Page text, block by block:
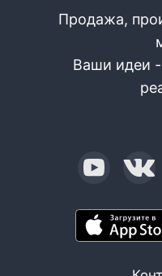
Продажа,
Ваши идеи